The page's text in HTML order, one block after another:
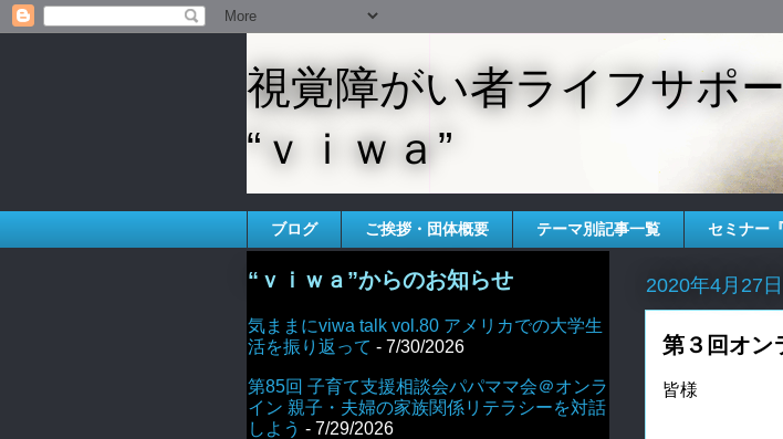
視覚障がい者ライフサポ
“ｖｉｗａ”
ブログ ご挨拶・団体概要 テーマ別記事一覧 セミナー
2020年4月27
第３回オン
皆様
“ｖｉｗａ”からのお知らせ
気ままにviwa talk vol.80 アメリカでの大学生
活を振り返って - 7/30/2026
第85回 子育て支援相談会パパママ会＠オンラ
イン 親子・夫婦の家族関係リテラシーを対話
しよう - 7/29/2026